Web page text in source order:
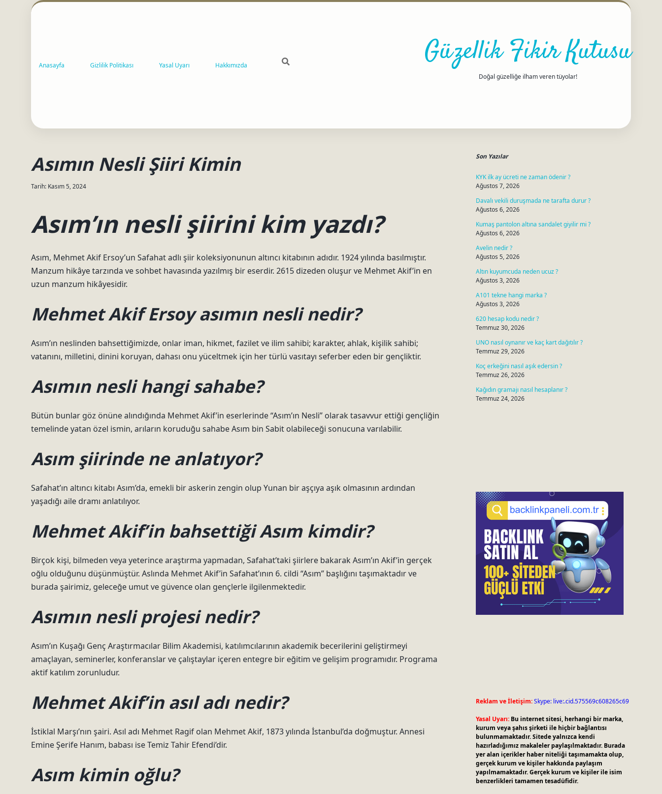
Anasayfa Gizlilik Politikası Yasal Uyarı Hakkımızda Güzellik Fikir Kutusu
Doğal güzelliğe ilham veren tüyolar!
Asımın Nesli Şiiri Kimin
Tarih: Kasım 5, 2024
Asım’ın nesli şiirini kim yazdı?
Asım, Mehmet Akif Ersoy’un Safahat adlı şiir koleksiyonunun altıncı kitabının adıdır. 1924 yılında basılmıştır.
Manzum hikâye tarzında ve sohbet havasında yazılmış bir eserdir. 2615 dizeden oluşur ve Mehmet Akif’in en
uzun manzum hikâyesidir.
Mehmet Akif Ersoy asımın nesli nedir?
Asım’ın neslinden bahsettiğimizde, onlar iman, hikmet, fazilet ve ilim sahibi; karakter, ahlak, kişilik sahibi;
vatanını, milletini, dinini koruyan, dahası onu yüceltmek için her türlü vasıtayı seferber eden bir gençliktir.
Asımın nesli hangi sahabe?
Bütün bunlar göz önüne alındığında Mehmet Akif’in eserlerinde “Asım’ın Nesli” olarak tasavvur ettiği gençliğin
temelinde yatan özel ismin, arıların koruduğu sahabe Asım bin Sabit olabileceği sonucuna varılabilir.
Asım şiirinde ne anlatıyor?
Safahat’ın altıncı kitabı Asım’da, emekli bir askerin zengin olup Yunan bir aşçıya aşık olmasının ardından
yaşadığı aile dramı anlatılıyor.
Mehmet Akif’in bahsettiği Asım kimdir?
Birçok kişi, bilmeden veya yeterince araştırma yapmadan, Safahat’taki şiirlere bakarak Asım’ın Akif’in gerçek
oğlu olduğunu düşünmüştür. Aslında Mehmet Akif’in Safahat’ının 6. cildi “Asım” başlığını taşımaktadır ve
burada şairimiz, geleceğe umut ve güvence olan gençlerle ilgilenmektedir.
Asımın nesli projesi nedir?
Asım’ın Kuşağı Genç Araştırmacılar Bilim Akademisi, katılımcılarının akademik becerilerini geliştirmeyi
amaçlayan, seminerler, konferanslar ve çalıştaylar içeren entegre bir eğitim ve gelişim programıdır. Programa
aktif katılım zorunludur.
Mehmet Akif’in asıl adı nedir?
İstiklal Marşı’nın şairi. Asıl adı Mehmet Ragif olan Mehmet Akif, 1873 yılında İstanbul’da doğmuştur. Annesi
Emine Şerife Hanım, babası ise Temiz Tahir Efendi’dir.
Asım kimin oğlu?
Son Yazılar
KYK ilk ay ücreti ne zaman ödenir ?
Ağustos 7, 2026
Davalı vekili duruşmada ne tarafta durur ?
Ağustos 6, 2026
Kumaş pantolon altına sandalet giyilir mi ?
Ağustos 6, 2026
Avelin nedir ?
Ağustos 5, 2026
Altın kuyumcuda neden ucuz ?
Ağustos 3, 2026
A101 tekne hangi marka ?
Ağustos 3, 2026
620 hesap kodu nedir ?
Temmuz 30, 2026
UNO nasıl oynanır ve kaç kart dağıtılır ?
Temmuz 29, 2026
Koç erkeğini nasıl aşık edersin ?
Temmuz 26, 2026
Kağıdın gramajı nasıl hesaplanır ?
Temmuz 24, 2026
Reklam ve İletişim:Skype: live:.cid.575569c608265c69
Yasal Uyarı: Bu internet sitesi, herhangi bir marka,
kurum veya şahıs şirketi ile hiçbir bağlantısı
bulunmamaktadır. Sitede yalnızca kendi
hazırladığımız makaleler paylaşılmaktadır. Burada
yer alan içerikler haber niteliği taşımamakta olup,
gerçek kurum ve kişiler hakkında paylaşım
yapılmamaktadır. Gerçek kurum ve kişiler ile isim
benzerlikleri tamamen tesadüfidir.